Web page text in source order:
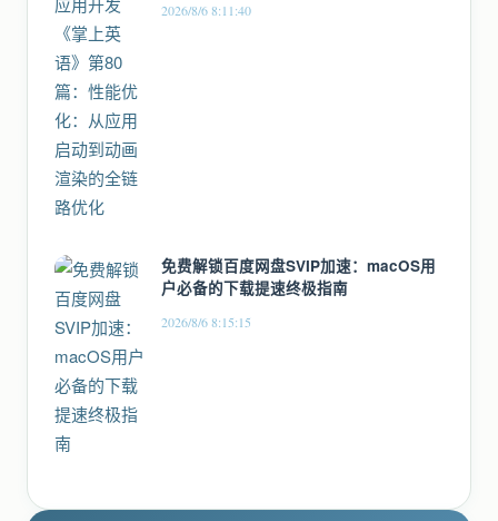
2026/8/6 8:11:40
免费解锁百度网盘SVIP加速：macOS用
户必备的下载提速终极指南
2026/8/6 8:15:15